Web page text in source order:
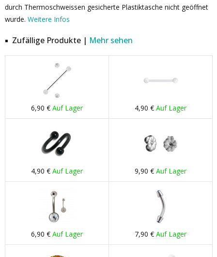
durch Thermoschweissen gesicherte Plastiktasche nicht geöffnet
wurde. Weitere Infos
Zufällige Produkte | Mehr sehen
6,90 € Auf Lager 4,90 € Auf Lager
4,90 € Auf Lager 9,90 € Auf Lager
6,90 € Auf Lager 7,90 € Auf Lager